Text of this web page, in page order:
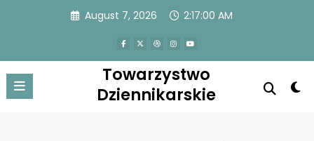
August 7, 2026 2:17:00 AM
Towarzystwo
Dziennikarskie